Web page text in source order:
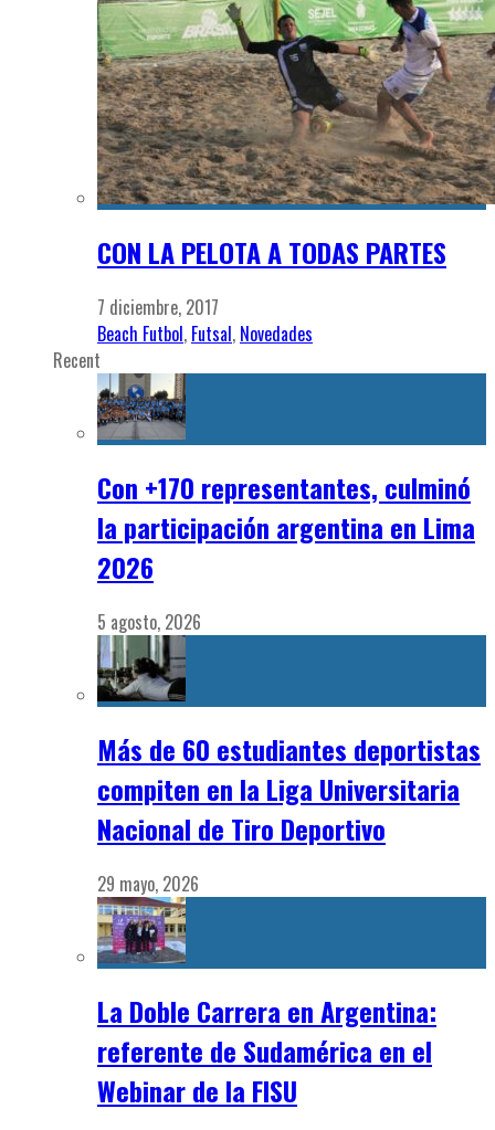
CON LA PELOTA A TODAS PARTES
7 diciembre, 2017
Beach Futbol, Futsal, Novedades
Recent
Con +170 representantes, culminó
la participación argentina en Lima
2026
5 agosto, 2026
Más de 60 estudiantes deportistas
compiten en la Liga Universitaria
Nacional de Tiro Deportivo
29 mayo, 2026
La Doble Carrera en Argentina:
referente de Sudamérica en el
Webinar de la FISU